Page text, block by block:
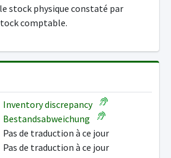
stock physique constaté par
comptable.
Inventory discrepancy
Bestandsabweichung
Pas de traduction à ce jour
Pas de traduction à ce jour